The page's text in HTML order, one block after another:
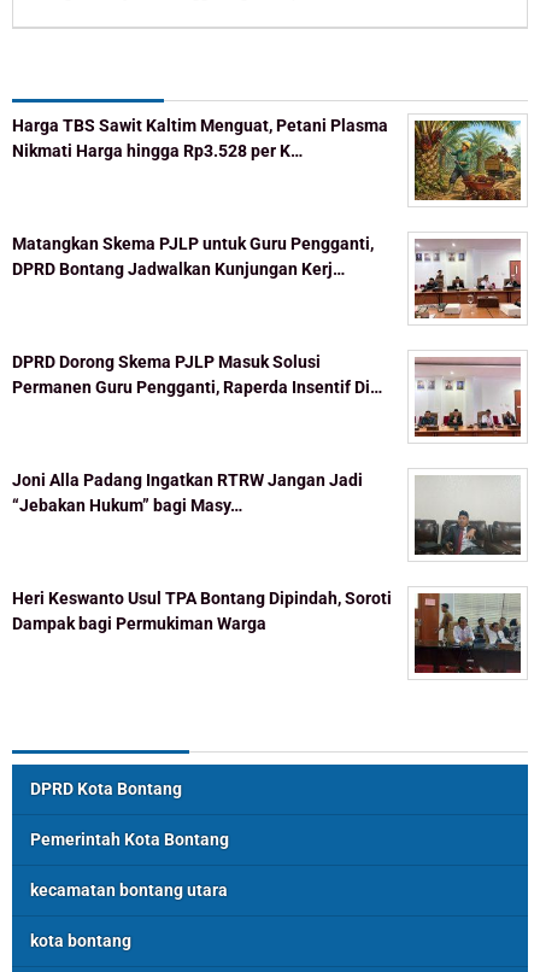
KaltimOke
Harga TBS Sawit Kaltim Menguat, Petani Plasma
Nikmati Harga hingga Rp3.528 per K…
Matangkan Skema PJLP untuk Guru Pengganti,
DPRD Bontang Jadwalkan Kunjungan Kerj…
DPRD Dorong Skema PJLP Masuk Solusi
Permanen Guru Pengganti, Raperda Insentif Di…
Joni Alla Padang Ingatkan RTRW Jangan Jadi
“Jebakan Hukum” bagi Masy…
Heri Keswanto Usul TPA Bontang Dipindah, Soroti
Dampak bagi Permukiman Warga
DPRD Kota Bontang
Pemerintah Kota Bontang
kecamatan bontang utara
kota bontang